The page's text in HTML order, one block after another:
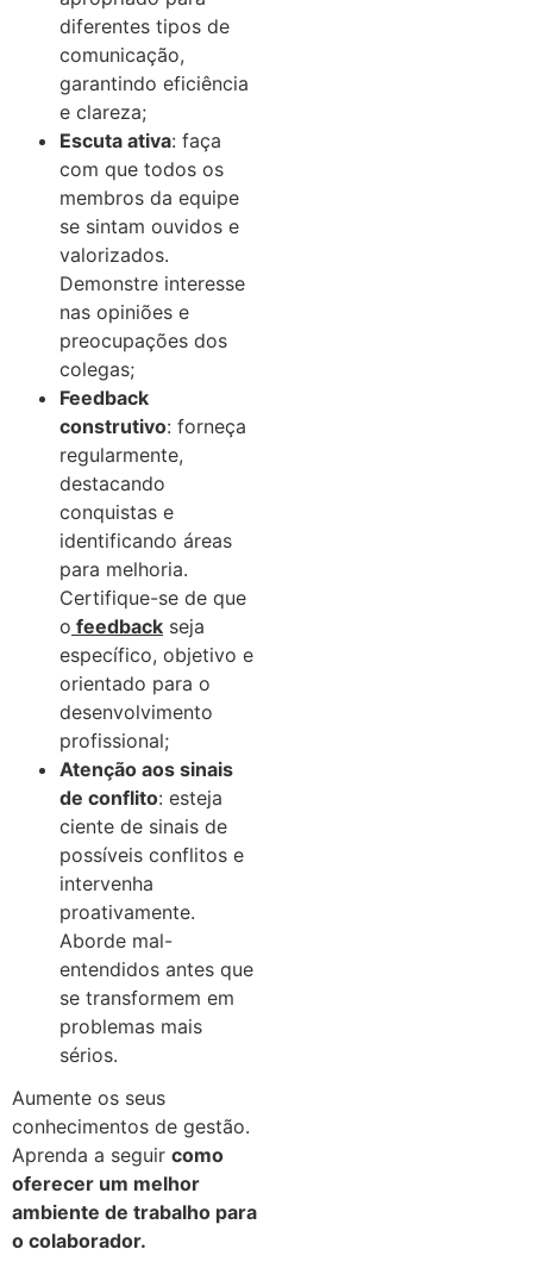
diferentes tipos de
comunicação,
garantindo eficiência
e clareza;
Escuta ativa: faça
com que todos os
membros da equipe
se sintam ouvidos e
valorizados.
Demonstre interesse
nas opiniões e
preocupações dos
colegas;
Feedback
construtivo: forneça
regularmente,
destacando
conquistas e
identificando áreas
para melhoria.
Certifique-se de que
o feedback seja
específico, objetivo e
orientado para o
desenvolvimento
profissional;
Atenção aos sinais
de conflito: esteja
ciente de sinais de
possíveis conflitos e
intervenha
proativamente.
Aborde mal-
entendidos antes que
se transformem em
problemas mais
sérios.
Aumente os seus
conhecimentos de gestão.
Aprenda a seguir como
oferecer um melhor
ambiente de trabalho para
o colaborador.